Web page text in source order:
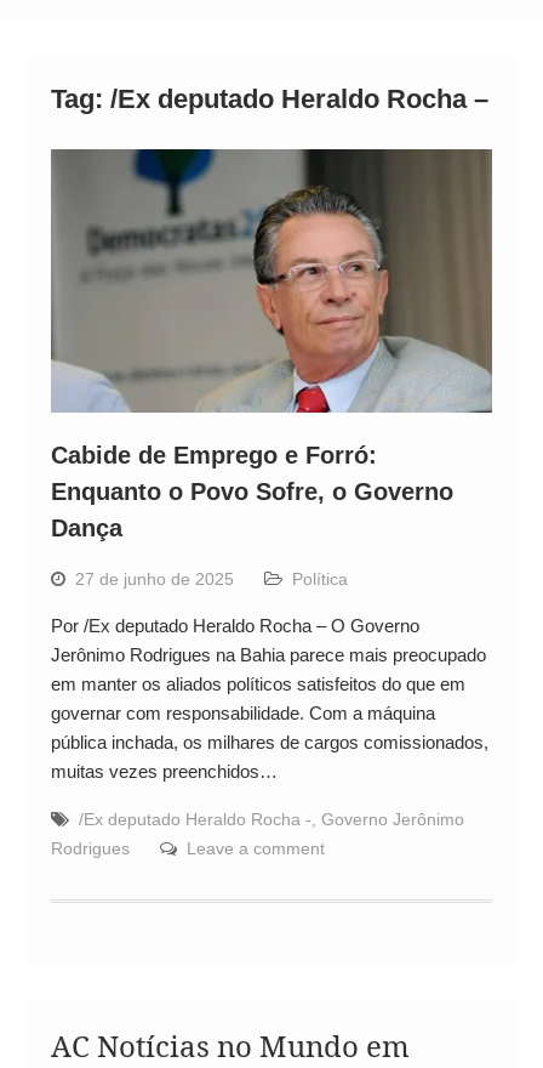
Tag: /Ex deputado Heraldo Rocha –
Cabide de Emprego e Forró:
Enquanto o Povo Sofre, o Governo
Dança
27 de junho de 2025 Política
Por /Ex deputado Heraldo Rocha – O Governo
Jerônimo Rodrigues na Bahia parece mais preocupado
em manter os aliados políticos satisfeitos do que em
governar com responsabilidade. Com a máquina
pública inchada, os milhares de cargos comissionados,
muitas vezes preenchidos…
/Ex deputado Heraldo Rocha -, Governo Jerônimo
Rodrigues
Leave a comment
AC Notícias no Mundo em